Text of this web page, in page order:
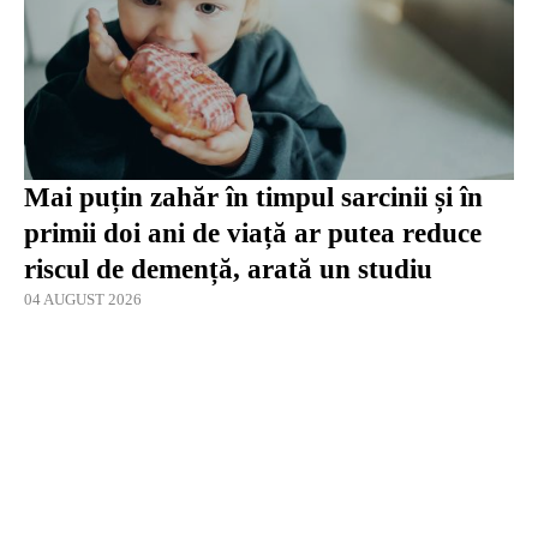
Mai puțin zahăr în timpul sarcinii și în
primii doi ani de viață ar putea reduce
riscul de demență, arată un studiu
04 AUGUST 2026